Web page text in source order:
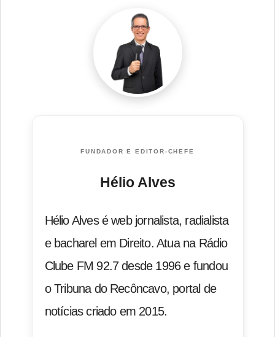
FUNDADOR E EDITOR-CHEFE
Hélio Alves
Hélio Alves é web jornalista, radialista
e bacharel em Direito. Atua na Rádio
Clube FM 92.7 desde 1996 e fundou
o Tribuna do Recôncavo, portal de
notícias criado em 2015.